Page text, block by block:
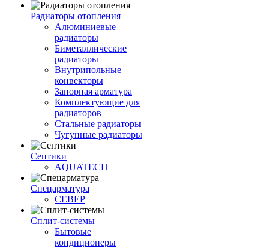
Радиаторы отопления
Алюминиевые
радиаторы
Биметаллические
радиаторы
Внутрипольные
конвекторы
Запорная арматура
Комплектующие для
радиаторов
Стальные радиаторы
Чугунные радиаторы
Септики
AQUATECH
Спецарматура
СЕВЕР
Сплит-системы
Бытовые
кондиционеры